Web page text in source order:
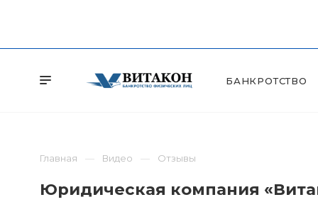
БАНКРОТСТВО
Главная Видео Отзывы
Юридическая компания